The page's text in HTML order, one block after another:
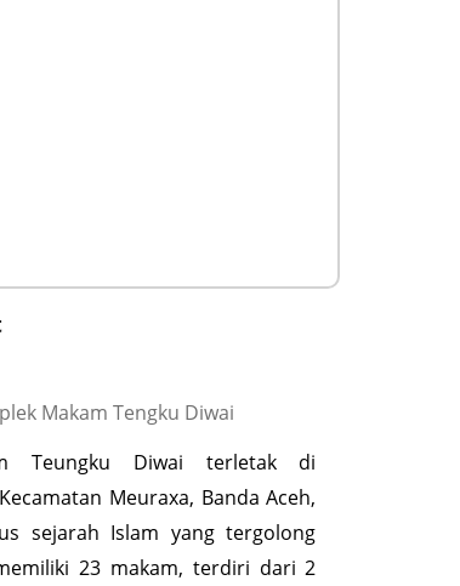
Makam Tengku Diwai
Teungku Diwai terletak di
Meuraxa, Banda Aceh,
sejarah Islam yang tergolong
23 makam, terdiri dari 2